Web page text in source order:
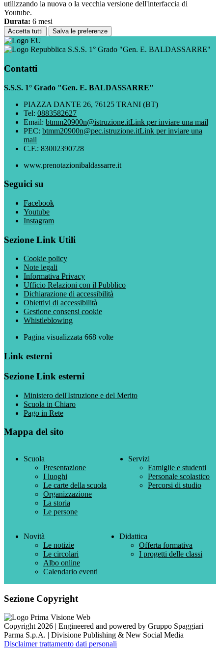
utilizzando la nuova o la vecchia versione dell'interfaccia di
Youtube.
Durata: 6 mesi
Accetta tutti Salva le preferenze
S.S.S. 1° Grado "Gen. E. BALDASSARRE"
Contatti
S.S.S. 1° Grado "Gen. E. BALDASSARRE"
PIAZZA DANTE 26, 76125 TRANI (BT)
Tel: 0883582627
Email: btmm20900n@istruzione.itLink per inviare una mail
PEC: btmm20900n@pec.istruzione.itLink per inviare una
mail
C.F.: 83002390728
www.prenotazionibaldassarre.it
Seguici su
Facebook
Youtube
Instagram
Sezione Link Utili
Cookie policy
Note legali
Informativa Privacy
Ufficio Relazioni con il Pubblico
Dichiarazione di accessibilità
Obiettivi di accessibilità
Gestione consensi cookie
Whistleblowing
Pagina visualizzata 668 volte
Link esterni
Sezione Link esterni
Ministero dell'Istruzione e del Merito
Scuola in Chiaro
Pago in Rete
Mappa del sito
Scuola
Presentazione
I luoghi
Le carte della scuola
Organizzazione
La storia
Le persone
Servizi
Famiglie e studenti
Personale scolastico
Percorsi di studio
Novità
Le notizie
Le circolari
Albo online
Calendario eventi
Didattica
Offerta formativa
I progetti delle classi
Sezione Copyright
Copyright 2026 | Engineered and powered by Gruppo Spaggiari
Parma S.p.A. | Divisione Publishing & New Social Media
Disclaimer trattamento dati personali